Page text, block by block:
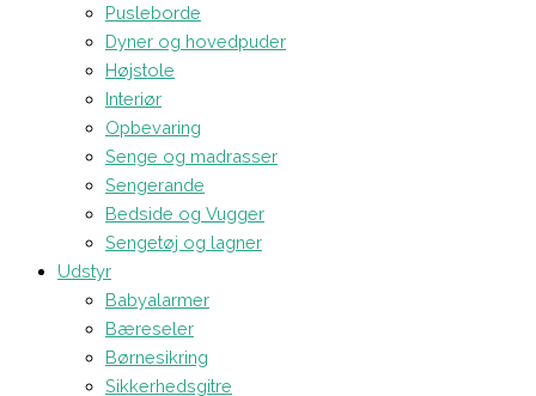
Pusleborde
Dyner og hovedpuder
Højstole
Interiør
Opbevaring
Senge og madrasser
Sengerande
Bedside og Vugger
Sengetøj og lagner
Udstyr
Babyalarmer
Bæreseler
Børnesikring
Sikkerhedsgitre